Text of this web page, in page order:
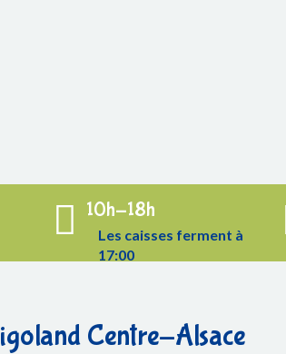
10h-18h
Les caisses ferment à
17:00
Centre-Alsace